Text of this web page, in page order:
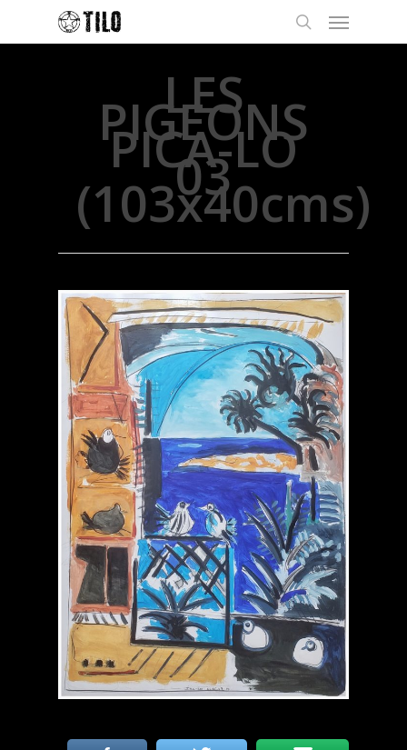
LES
PIGEONS
PICA-LO
03
(103x40cms)